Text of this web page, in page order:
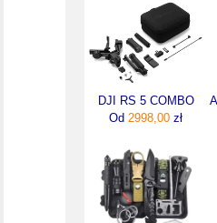
DJI RS 5 COMBO
Od 2998,00 zł